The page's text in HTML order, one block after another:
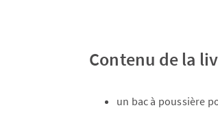
Contenu de la
un bac à poussière